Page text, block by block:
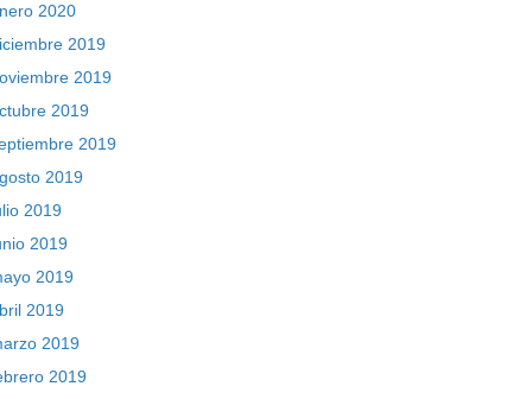
2020
2019
2019
2019
2019
2019
2019
2019
2019
2019
2019
2019